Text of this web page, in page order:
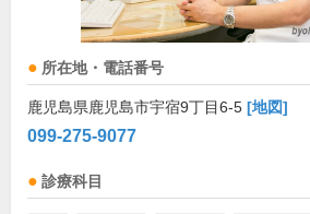
所在地・電話番号
鹿児島県鹿児島市宇宿9丁目6-5 [地図]
099-275-9077
診療科目